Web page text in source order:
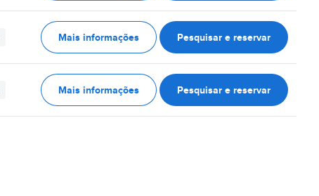
Mais informações Pesquisar e reservar
Mais informações Pesquisar e reservar